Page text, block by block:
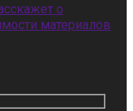
о
материалов